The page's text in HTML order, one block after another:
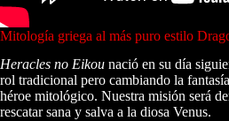
Mitología griega al más puro estilo
Heracles no Eikou nació en su día
rol tradicional pero cambiando la
héroe mitológico. Nuestra misión será
rescatar sana y salva a la diosa Venus.